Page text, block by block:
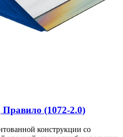
(1072-2.0)
конструкции со